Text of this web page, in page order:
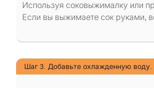
Используя соковыжималку или
Если вы выжимаете сок руками,
Шаг 3. Добавьте охлажденную воду.